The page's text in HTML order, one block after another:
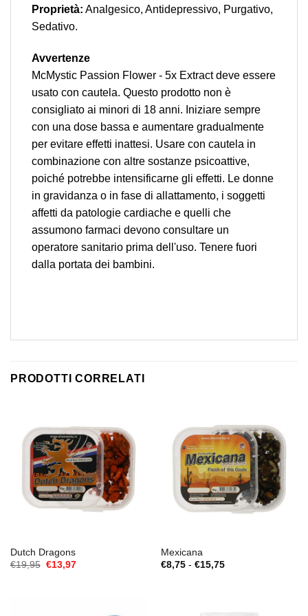
Proprietà: Analgesico, Antidepressivo, Purgativo,
Sedativo.
Avvertenze
McMystic Passion Flower - 5x Extract deve essere
usato con cautela. Questo prodotto non è
consigliato ai minori di 18 anni. Iniziare sempre
con una dose bassa e aumentare gradualmente
per evitare effetti inattesi. Usare con cautela in
combinazione con altre sostanze psicoattive,
poiché potrebbe intensificarne gli effetti. Le donne
in gravidanza o in fase di allattamento, i soggetti
affetti da patologie cardiache e quelli che
assumono farmaci devono consultare un
operatore sanitario prima dell'uso. Tenere fuori
dalla portata dei bambini.
PRODOTTI CORRELATI
Dutch Dragons
€19,95 Il
€13,97Il
Mexicana
€8,75 - €15,75Fascia